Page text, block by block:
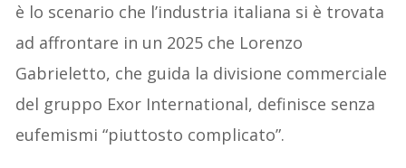
è lo scenario che l’industria italiana si è trovata
ad affrontare in un 2025 che Lorenzo
Gabrieletto, che guida la divisione commerciale
del gruppo Exor International, definisce senza
eufemismi “piuttosto complicato”.